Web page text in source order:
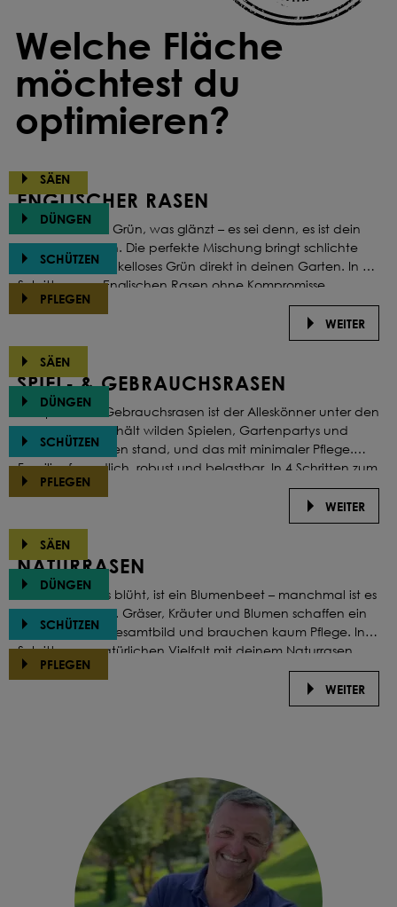
Welche Fläche
möchtest du
optimieren?
ENGLISCHER RASEN
Es ist nicht alles Grün, was glänzt – es sei denn, es ist dein
Englischer Rasen. Die perfekte Mischung bringt schlichte
Eleganz und makelloses Grün direkt in deinen Garten. In 4
Schritten zum Englischen Rasen ohne Kompromisse.
SÄEN
DÜNGEN
SCHÜTZEN
PFLEGEN
WEITER
SPIEL- & GEBRAUCHSRASEN
Ein Spiel- und Gebrauchsrasen ist der Alleskönner unter den
Grünflächen. Er hält wilden Spielen, Gartenpartys und
Grillnachmittagen stand, und das mit minimaler Pflege.
Familienfreundlich, robust und belastbar. In 4 Schritten zum
idealen Gartenrasen.
SÄEN
DÜNGEN
SCHÜTZEN
PFLEGEN
WEITER
NATURRASEN
Nicht alles, was blüht, ist ein Blumenbeet – manchmal ist es
dein Naturrasen. Gräser, Kräuter und Blumen schaffen ein
harmonisches Gesamtbild und brauchen kaum Pflege. In 4
Schritten zur natürlichen Vielfalt mit deinem Naturrasen.
SÄEN
DÜNGEN
SCHÜTZEN
PFLEGEN
WEITER